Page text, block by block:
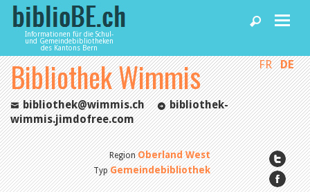
Informationen für die Schul-
und Gemeindebibliotheken
des Kantons Bern
Home
News und Fachbeiträge
Bibliotheken
FR DE
Bibliothek Wimmis
bibliothek@wimmis.ch
bibliothek-
wimmis.jimdofree.com
RegionOberland West
TypGemeindebibliothek